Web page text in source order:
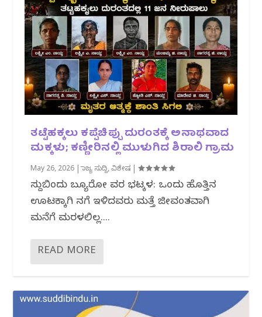
ತಟ್ಟೆಹಕ್ಕಲು ಕಪ್ಪೆಚಿಪ್ಪು ದುರಂತಕ್ಕೆ ಅನಾಥವಾದ
ಮಕ್ಕಳು; ಕಣ್ಣೀರಿನಲ್ಲಿ ಮುಳುಗಿದ ಶಿರಾಲಿ ಗ್ರಾಮ
May 26, 2026 |ರಾಜ್ಯ ಸುದ್ದಿ,ವಿಶೇಷ |
ಸುದ್ದಿಬಿಂದು ಬ್ಯೂರೋ ವರದಿ ಭಟ್ಕಳ: ಒಂದು ಹೊತ್ತಿನ
ಊಟಕ್ಕಾಗಿ ನದಿಗೆ ಇಳಿದವರು ಮತ್ತೆ ಜೀವಂತವಾಗಿ
ಮನೆಗೆ ಮರಳಲಿಲ್ಲ....
READ MORE